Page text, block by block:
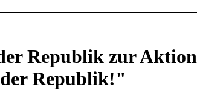
Republik zur Aktion
Republik!"